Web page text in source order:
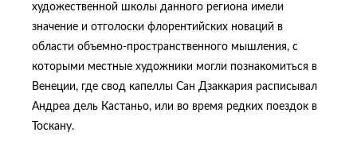
художественной школы данного региона имели
значение и отголоски флорентийских новаций в
области объемно-пространственного мышления, с
которыми местные художники могли познакомиться в
Венеции, где свод капеллы Сан Дзаккария расписывал
Андреа дель Кастаньо, или во время редких поездок в
Тоскану.